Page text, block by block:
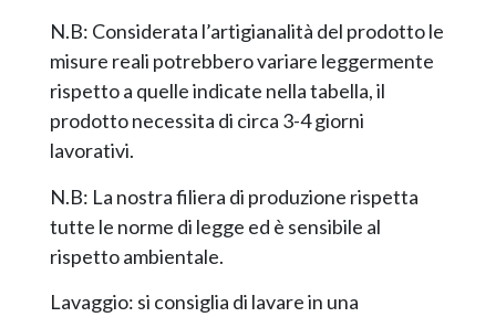
N.B: Considerata l’artigianalità del prodotto le
misure reali potrebbero variare leggermente
rispetto a quelle indicate nella tabella, il
prodotto necessita di circa 3-4 giorni
lavorativi.
N.B: La nostra filiera di produzione rispetta
tutte le norme di legge ed è sensibile al
rispetto ambientale.
Lavaggio: si consiglia di lavare in una